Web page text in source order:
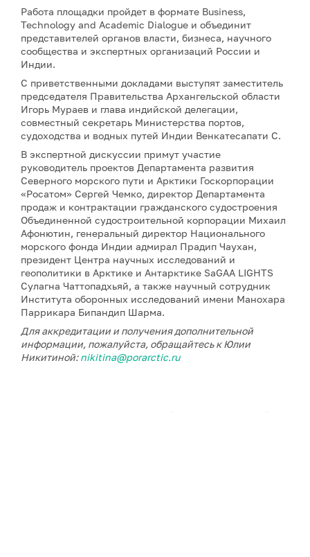
Работа площадки пройдет в формате Business,
Technology and Academic Dialogue и объединит
представителей органов власти, бизнеса, научного
сообщества и экспертных организаций России и
Индии.
С приветственными докладами выступят заместитель
председателя Правительства Архангельской области
Игорь Мураев и глава индийской делегации,
совместный секретарь Министерства портов,
судоходства и водных путей Индии Венкатесапати С.
В экспертной дискуссии примут участие
руководитель проектов Департамента развития
Северного морского пути и Арктики Госкорпорации
«Росатом» Сергей Чемко, директор Департамента
продаж и контрактации гражданского судостроения
Объединенной судостроительной корпорации Михаил
Афонютин, генеральный директор Национального
морского фонда Индии адмирал Прадип Чаухан,
президент Центра научных исследований и
геополитики в Арктике и Антарктике SaGAA LIGHTS
Сулагна Чаттопадхьяй, а также научный сотрудник
Института оборонных исследований имени Манохара
Паррикара Бипандип Шарма.
Для аккредитации и получения дополнительной
информации, пожалуйста, обращайтесь к Юлии
Никитиной:nikitina@porarctic.ru
Примечание: АНО «Экспертный центр – Проектный